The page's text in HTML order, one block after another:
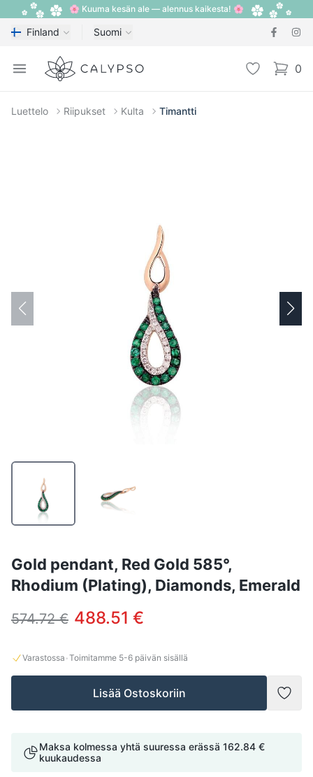
🌸 Kuuma kesän ale — alennus kaikesta! 🌸
Finland Suomi
Open menu
Calypso Toivelista 0
items
Luettelo Riipukset Kulta Timantti
Gold pendant, Red Gold 585°,
Rhodium (Plating), Diamonds, Emerald
574.72 € 488.51 €
Varastossa ·Toimitamme 5-6 päivän sisällä
Lisää Ostoskoriin
Maksa kolmessa yhtä suuressa erässä 162.84 €
kuukaudessa